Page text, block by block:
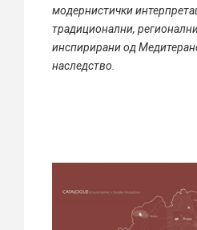
модернистички
традиционални,
инспирираниод
наследство.